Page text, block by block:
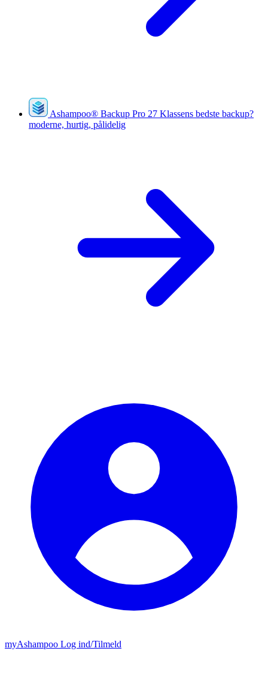
Ashampoo® Backup Pro 27 Klassens bedste backup?
moderne, hurtig, pålidelig
myAshampoo Log ind/Tilmeld